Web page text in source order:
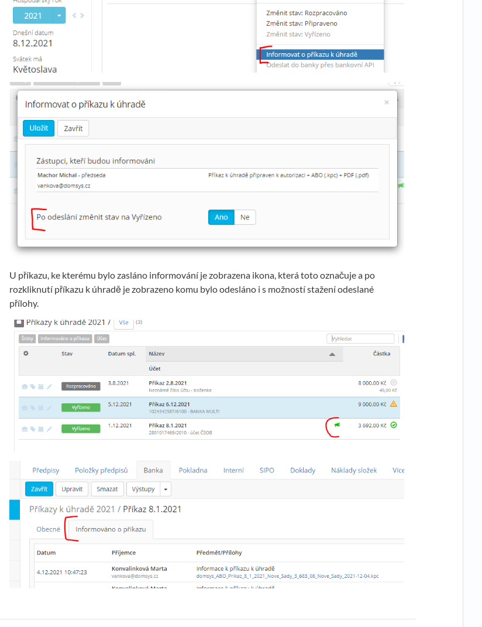
U příkazu, ke kterému bylo zasláno informování je zobrazena ikona, která toto označuje a po
rozkliknutí příkazu k úhradě je zobrazeno komu bylo odesláno i s možností stažení odeslané
přílohy.